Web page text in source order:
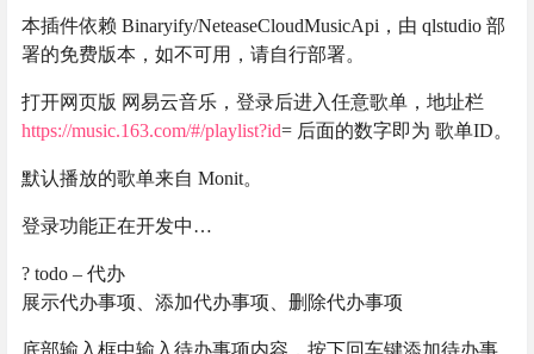
本插件依赖 Binaryify/NeteaseCloudMusicApi，由 qlstudio 部
署的免费版本，如不可用，请自行部署。
打开网页版 网易云音乐，登录后进入任意歌单，地址栏
https://music.163.com/#/playlist?id= 后面的数字即为 歌单ID。
默认播放的歌单来自 Monit。
登录功能正在开发中…
? todo – 代办
展示代办事项、添加代办事项、删除代办事项